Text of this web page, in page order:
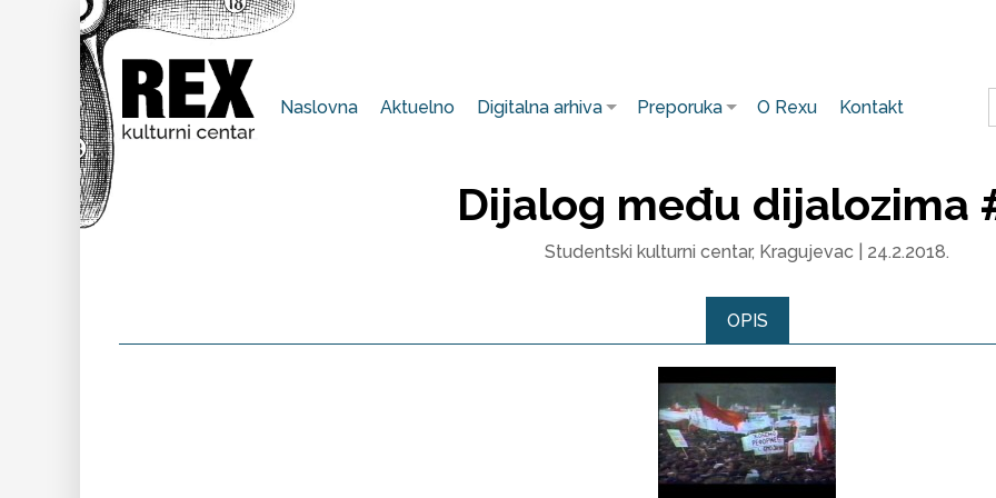
Naslovna Aktuelno Digitalna arhiva Preporuka O Rexu Kontakt
Dijalog među dijalozima
Studentski kulturni centar, Kragujevac | 24.2.2018.
OPIS